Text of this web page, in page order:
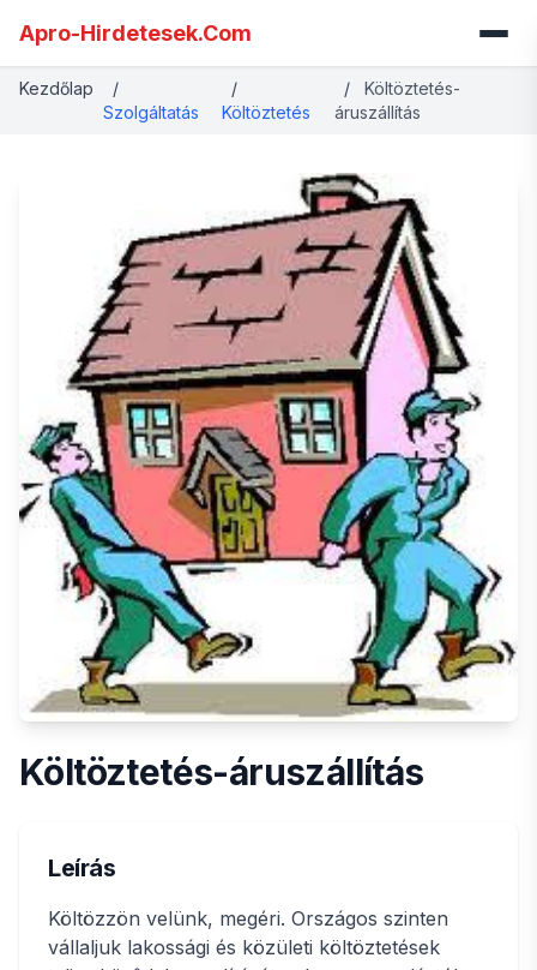
Apro-Hirdetesek.Com
Kezdőlap
/
Szolgáltatás
/
Költöztetés
/
Költöztetés-
áruszállítás
Költöztetés-áruszállítás
Leírás
Költözzön velünk, megéri. Országos szinten
vállaljuk lakossági és közületi költöztetések